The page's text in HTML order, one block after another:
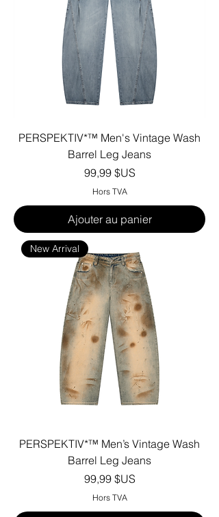
PERSPEKTIV*™️ Men's Vintage Wash
Barrel Leg Jeans
Prix
99,99 $US
Hors TVA
Ajouter au panier
New Arrival
PERSPEKTIV*™️ Men’s Vintage Wash
Barrel Leg Jeans
Prix
99,99 $US
Hors TVA